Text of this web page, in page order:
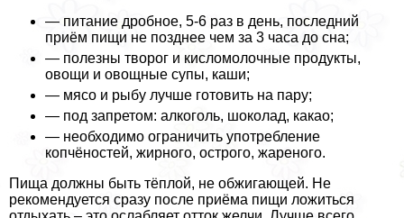
— питание дробное, 5-6 раз в день, последний
приём пищи не позднее чем за 3 часа до сна;
— полезны творог и кисломолочные продукты,
овощи и овощные супы, каши;
— мясо и рыбу лучше готовить на пару;
— под запретом: алкоголь, шоколад, какао;
— необходимо ограничить употребление
копчёностей, жирного, острого, жареного.
Пища должны быть тёплой, не обжигающей. Не
рекомендуется сразу после приёма пищи ложиться